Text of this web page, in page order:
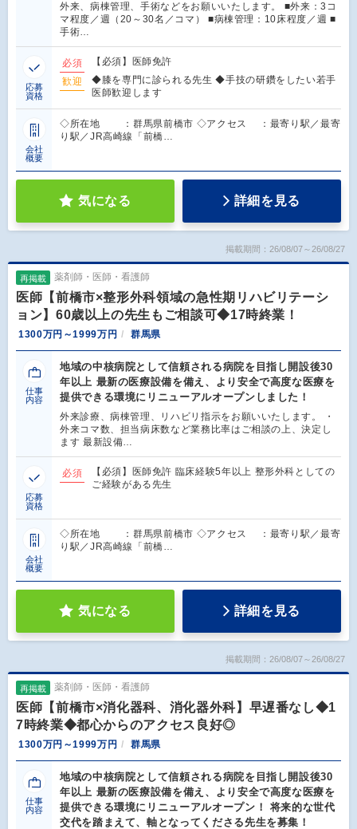
外来、病棟管理、手術などをお願いいたします。 ■外来：3コ
マ程度／週（20～30名／コマ） ■病棟管理：10床程度／週 ■
手術…
応募
資格
必須
【必須】医師免許
歓迎
◆膝を専門に診られる先生 ◆手技の研鑽をしたい若手
医師歓迎します
会社
概要
◇所在地 ：群馬県前橋市 ◇アクセス ：最寄り駅／最寄
り駅／JR高崎線「前橋…
気になる 詳細を見る
掲載期間：26/08/07～26/08/27
再掲載 薬剤師・医師・看護師
医師【前橋市×整形外科領域の急性期リハビリテーシ
ョン】60歳以上の先生もご相談可◆17時終業！
1300万円～1999万円 群馬県
仕事
内容
地域の中核病院として信頼される病院を目指し開設後30
年以上 最新の医療設備を備え、より安全で高度な医療を
提供できる環境にリニューアルオープンしました！
外来診療、病棟管理、リハビリ指示をお願いいたします。 ・
外来コマ数、担当病床数など業務比率はご相談の上、決定し
ます 最新設備…
応募
資格
必須
【必須】医師免許 臨床経験5年以上 整形外科としての
ご経験がある先生
会社
概要
◇所在地 ：群馬県前橋市 ◇アクセス ：最寄り駅／最寄
り駅／JR高崎線「前橋…
気になる 詳細を見る
掲載期間：26/08/07～26/08/27
再掲載 薬剤師・医師・看護師
医師【前橋市×消化器科、消化器外科】早遅番なし◆1
7時終業◆都心からのアクセス良好◎
1300万円～1999万円 群馬県
仕事
内容
地域の中核病院として信頼される病院を目指し開設後30
年以上 最新の医療設備を備え、より安全で高度な医療を
提供できる環境にリニューアルオープン！ 将来的な世代
交代を踏まえて、軸となってくださる先生を募集！